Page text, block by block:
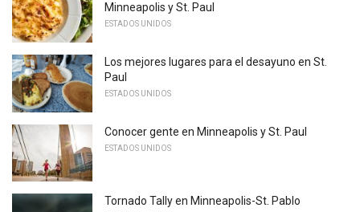
Minneapolis y St. Paul
ESTADOS UNIDOS
Los mejores lugares para el desayuno en St.
Paul
ESTADOS UNIDOS
Conocer gente en Minneapolis y St. Paul
ESTADOS UNIDOS
Tornado Tally en Minneapolis-St. Pablo